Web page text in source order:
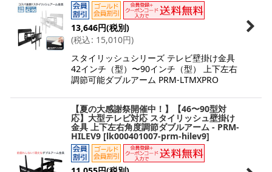
13,646円(税別)
(税込: 15,010円)
スタイリッシュシリーズ テレビ壁掛け金具
42インチ（型）〜90インチ（型） 上下左右
調節可能ダブルアーム PRM-LTMXPRO
【夏の大感謝祭開催中！】【46〜90型対
応】大型テレビ対応 スタイリッシュ壁掛け
金具 上下左右角度調節ダブルアーム - PRM-
HILEV9 [lk000401007-prm-hilev9]